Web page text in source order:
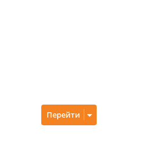
Перейти